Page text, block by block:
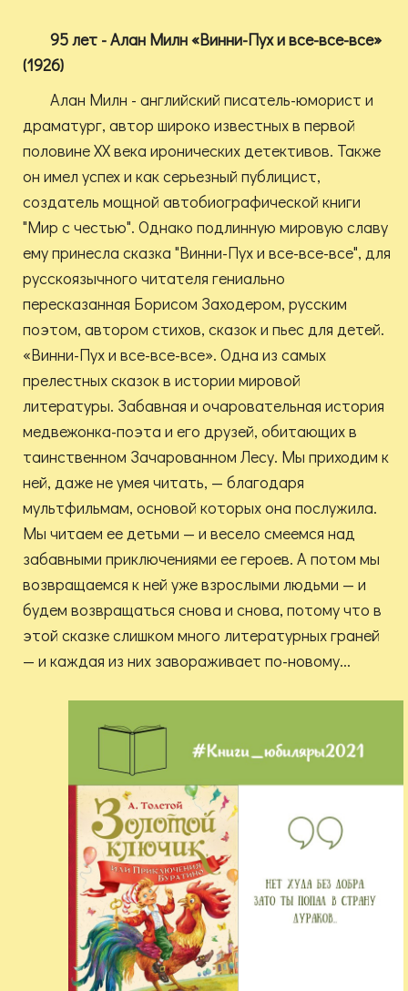
95 лет - Алан Милн «Винни-Пух и все-все-все»
(1926)
Алан Милн - английский писатель-юморист и
драматург, автор широко известных в первой
половине XX века иронических детективов. Также
он имел успех и как серьезный публицист,
создатель мощной автобиографической книги
"Мир с честью". Однако подлинную мировую славу
ему принесла сказка "Винни-Пух и все-все-все", для
русскоязычного читателя гениально
пересказанная Борисом Заходером, русским
поэтом, автором стихов, сказок и пьес для детей.
«Винни-Пух и все-все-все». Одна из самых
прелестных сказок в истории мировой
литературы. Забавная и очаровательная история
медвежонка-поэта и его друзей, обитающих в
таинственном Зачарованном Лесу. Мы приходим к
ней, даже не умея читать, — благодаря
мультфильмам, основой которых она послужила.
Мы читаем ее детьми — и весело смеемся над
забавными приключениями ее героев. А потом мы
возвращаемся к ней уже взрослыми людьми — и
будем возвращаться снова и снова, потому что в
этой сказке слишком много литературных граней
— и каждая из них завораживает по-новому...